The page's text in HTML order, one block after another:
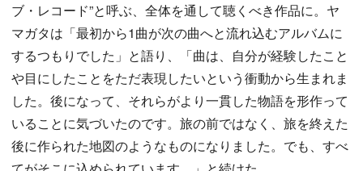
ブ・レコード”と呼ぶ、全体を通して聴くべき作品に。ヤ
マガタは「最初から1曲が次の曲へと流れ込むアルバムに
するつもりでした」と語り、「曲は、自分が経験したこと
や目にしたことをただ表現したいという衝動から生まれま
した。後になって、それらがより一貫した物語を形作って
いることに気づいたのです。旅の前ではなく、旅を終えた
後に作られた地図のようなものになりました。でも、すべ